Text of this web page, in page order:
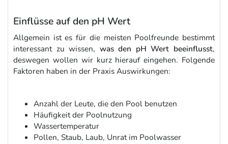
Einflüsse auf den pH Wert
Allgemein ist es für die meisten Poolfreunde bestimmt
interessant zu wissen, was den pH Wert beeinflusst,
deswegen wollen wir kurz hierauf eingehen. Folgende
Faktoren haben in der Praxis Auswirkungen:
Anzahl der Leute, die den Pool benutzen
Häufigkeit der Poolnutzung
Wassertemperatur
Pollen, Staub, Laub, Unrat im Poolwasser